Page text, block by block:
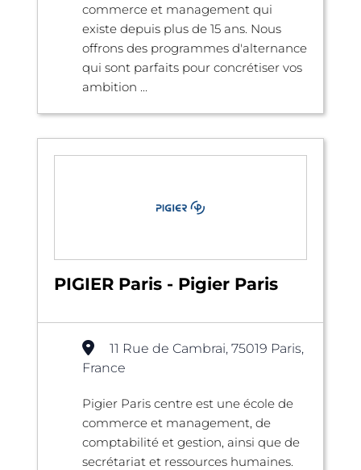
commerce et management qui
existe depuis plus de 15 ans. Nous
offrons des programmes d'alternance
qui sont parfaits pour concrétiser vos
ambition ...
PIGIER Paris - Pigier Paris
11 Rue de Cambrai, 75019 Paris,
France
Pigier Paris centre est une école de
commerce et management, de
comptabilité et gestion, ainsi que de
secrétariat et ressources humaines.